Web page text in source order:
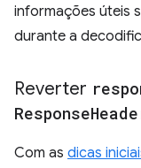
informações úteis
durante a
Reverter
Response
Com as dicas